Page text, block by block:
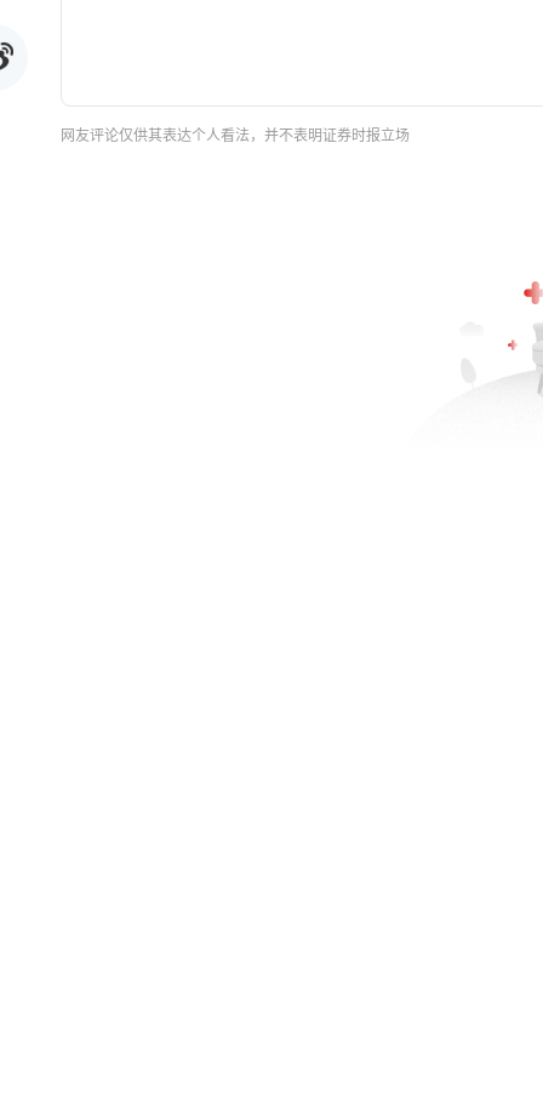
网友评论仅供其表达个人看法，并不表明证券时报立场